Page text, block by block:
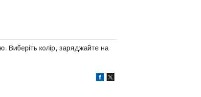
Виберіть колір, заряджайте на